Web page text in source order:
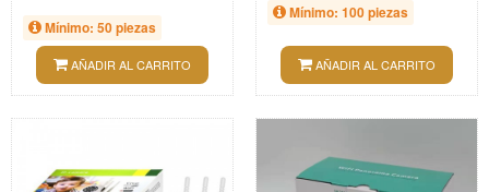
Mínimo: 50 piezas
AÑADIR AL CARRITO
Mínimo: 100 piezas
AÑADIR AL CARRITO